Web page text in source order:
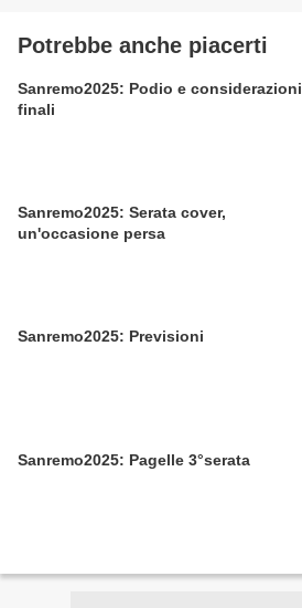
Potrebbe anche piacerti
Sanremo2025: Podio e considerazioni
finali
Sanremo2025: Serata cover,
un'occasione persa
Sanremo2025: Previsioni
Sanremo2025: Pagelle 3°serata